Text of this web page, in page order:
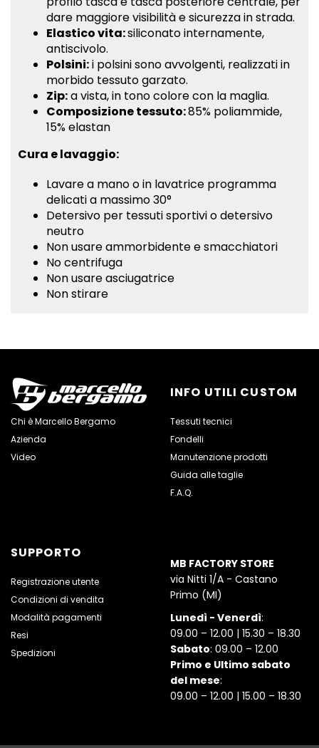
dare maggiore visibilità e sicurezza in strada.
Elastico vita:siliconato internamente,
antiscivolo.
Polsini:i polsini sono avvolgenti, realizzati in
morbido tessuto garzato.
Zip:a vista, in tono colore con la maglia.
Composizione tessuto:85% poliammide,
15% elastan
Cura e lavaggio:
Lavare a mano o in lavatrice programma
delicati a massimo 30°
Detersivo per tessuti sportivi o detersivo
neutro
Non usare ammorbidente e smacchiatori
No centrifuga
Non usare asciugatrice
Non stirare
Chi è Marcello Bergamo
Azienda
Video
INFO UTILI CUSTOM
Tessuti tecnici
Fondelli
Manutenzione prodotti
Guida alle taglie
F.A.Q.
SUPPORTO
Registrazione utente
Condizioni di vendita
Modalità pagamenti
Resi
Spedizioni
MB FACTORY STORE
via Nitti 1/A - Castano
Primo (MI)
Lunedì - Venerdì:
09.00 – 12.00 | 15.30 – 18.30
Sabato: 09.00 – 12.00
Primo e Ultimo sabato
del mese:
09.00 – 12.00 | 15.00 – 18.30